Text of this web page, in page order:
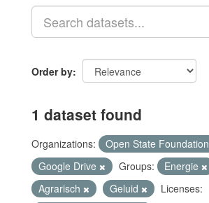
Order by
1 dataset found
Organizations: Open State Foundation
Google Drive
Groups: Energie
Agrarisch
Geluid
Licenses: